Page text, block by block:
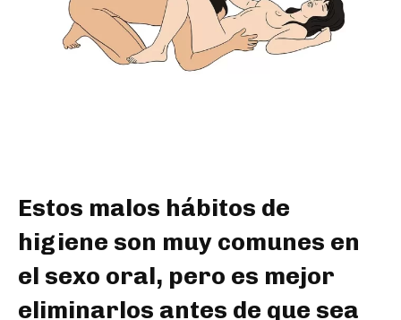
Estos malos hábitos de
higiene son muy comunes en
el sexo oral, pero es mejor
eliminarlos antes de que sea